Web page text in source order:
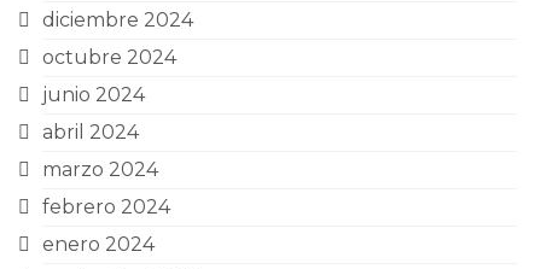
diciembre 2024
octubre 2024
junio 2024
abril 2024
marzo 2024
febrero 2024
enero 2024